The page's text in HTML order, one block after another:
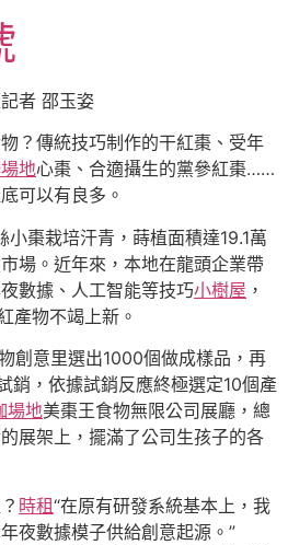
者 邵玉姿
？傳統技巧制作的干紅棗、受年
地心棗、合適攝生的黨參紅棗……
可以有良多。
棗栽培汗青，蒔植面積達19.1萬
場。近年來，本地在龍頭企業帶
數據、人工智能等技巧小樹屋 ，
產物不竭上新。
創意里選出1000個做成樣品，再
銷，依據試銷反應終極選定10個產
場地美棗王食物無限公司展廳，總
展架上，擺滿了公司生孩子的各
時租“在原有研發系統基本上，我
夜數據模子供給創意起源。”